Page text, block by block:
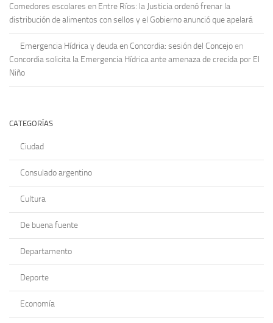
Comedores escolares en Entre Ríos: la Justicia ordenó frenar la
distribución de alimentos con sellos y el Gobierno anunció que apelará
Emergencia Hídrica y deuda en Concordia: sesión del Concejo en
Concordia solicita la Emergencia Hídrica ante amenaza de crecida por El
Niño
CATEGORÍAS
Ciudad
Consulado argentino
Cultura
De buena fuente
Departamento
Deporte
Economía